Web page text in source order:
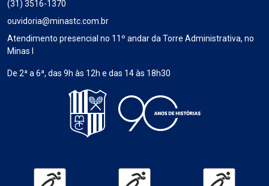
(31) 3516-1370
ouvidoria@minastc.com.br
Atendimento presencial no 11º andar da Torre Administrativa, no
Minas I
De 2ª a 6ª, das 9h às 12h e das 14 às 18h30